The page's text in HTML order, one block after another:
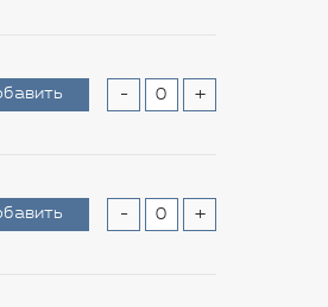
- +
- +